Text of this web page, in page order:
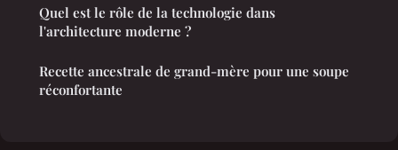
Quel est le rôle de la technologie dans
l'architecture moderne ?
Recette ancestrale de grand-mère pour une soupe
réconfortante